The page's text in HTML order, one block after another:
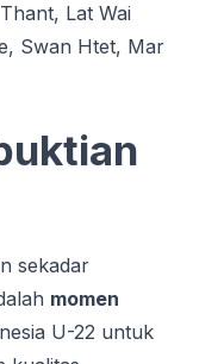
Lat Wai
Swan Htet, Mar
sekadar
momen
U-22 untuk